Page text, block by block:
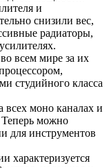
и
снизили вес,
радиаторы,
всем мире за их
студийного класса
моно каналах и
Теперь можно
для инструментов
характеризуется